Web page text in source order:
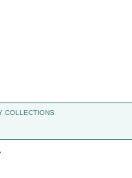
COLLECTIONS